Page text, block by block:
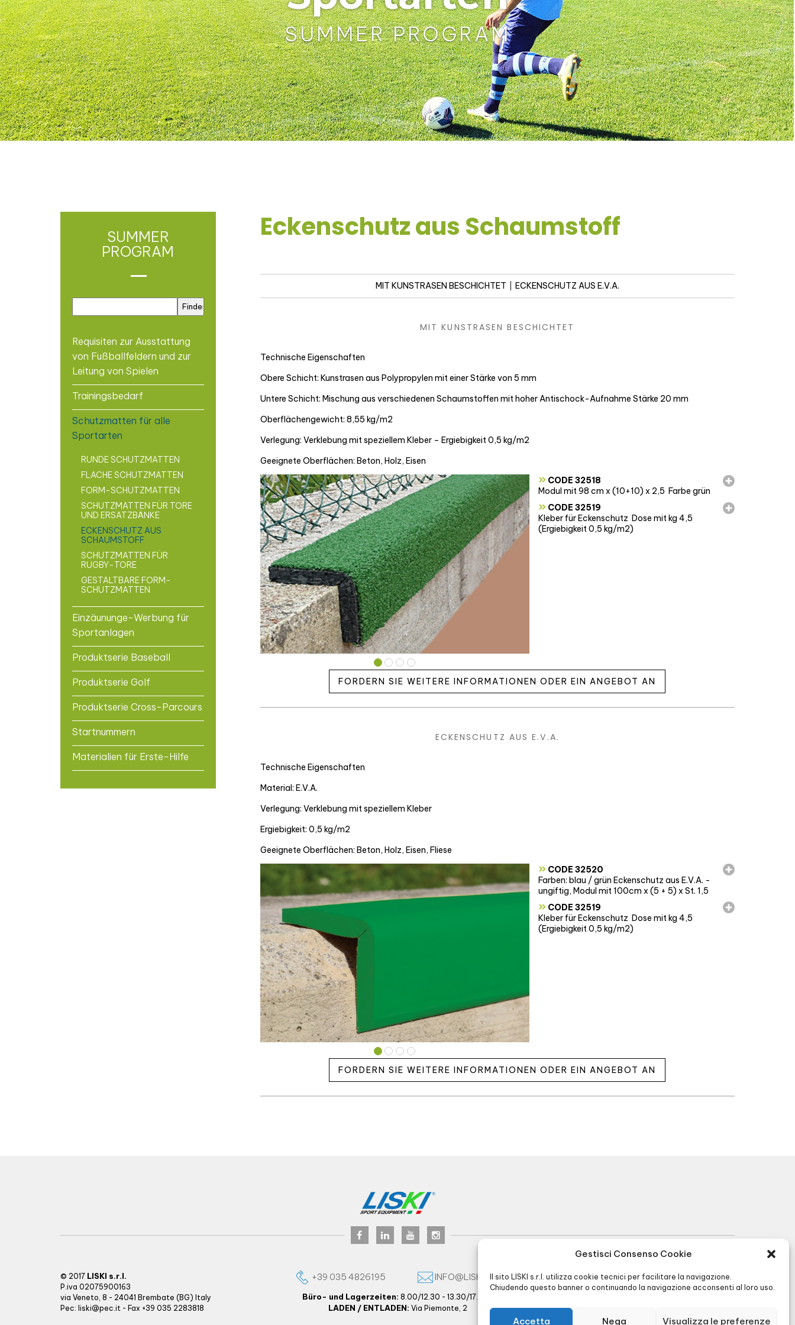
Gestisci Consenso Cookie
Il sito LISKI s.r.l. utilizza cookie tecnici per facilitare la navigazione.
Chiudendo questo banner o continuando la navigazione acconsenti al loro uso.
Accetta Nega Visualizza le preferenze
SUMMER PROGRAM
SUMMER
PROGRAM
Requisiten zur Ausstattung
von Fußballfeldern und zur
Leitung von Spielen
Trainingsbedarf
Schutzmatten für alle
Sportarten
RUNDE SCHUTZMATTEN
FLACHE SCHUTZMATTEN
FORM-SCHUTZMATTEN
SCHUTZMATTEN FÜR TORE
UND ERSATZBÄNKE
ECKENSCHUTZ AUS
SCHAUMSTOFF
SCHUTZMATTEN FÜR
RUGBY-TORE
GESTALTBARE FORM-
SCHUTZMATTEN
Einzäununge-Werbung für
Sportanlagen
Produktserie Baseball
Produktserie Golf
Produktserie Cross-Parcours
Startnummern
Materialien für Erste-Hilfe
Eckenschutz aus Schaumstoff
MIT KUNSTRASEN BESCHICHTET ECKENSCHUTZ AUS E.V.A.
MIT KUNSTRASEN BESCHICHTET
Technische Eigenschaften
Obere Schicht: Kunstrasen aus Polypropylen mit einer Stärke von 5 mm
Untere Schicht: Mischung aus verschiedenen Schaumstoffen mit hoher Antischock-Aufnahme Stärke 20 mm
Oberflächengewicht: 8,55 kg/m2
Verlegung: Verklebung mit speziellem Kleber – Ergiebigkeit 0,5 kg/m2
Geeignete Oberflächen: Beton, Holz, Eisen
» CODE 32518
Modul mit 98 cm x (10+10) x 2,5  Farbe grün
» CODE 32519
Kleber für Eckenschutz  Dose mit kg 4,5
(Ergiebigkeit 0,5 kg/m2)
FORDERN SIE WEITERE INFORMATIONEN ODER EIN ANGEBOT AN
ECKENSCHUTZ AUS E.V.A.
Technische Eigenschaften
Material: E.V.A.
Verlegung: Verklebung mit speziellem Kleber
Ergiebigkeit: 0,5 kg/m2
Geeignete Oberflächen: Beton, Holz, Eisen, Fliese
» CODE 32520
Farben: blau / grün Eckenschutz aus E.V.A. -
ungiftig, Modul mit 100cm x (5 + 5) x St. 1,5
» CODE 32519
Kleber für Eckenschutz  Dose mit kg 4,5
(Ergiebigkeit 0,5 kg/m2)
FORDERN SIE WEITERE INFORMATIONEN ODER EIN ANGEBOT AN
© 2017 LISKI s.r.l.
P.iva 02075900163
via Veneto, 8 - 24041 Brembate (BG) Italy
Pec: liski@pec.it - Fax +39 035 2283818
+39 035 4826195 INFO@LISKI.IT
Büro- und Lagerzeiten: 8.00/12.30 - 13.30/17.30 -
LADEN / ENTLADEN: Via Piemonte, 2
R.I. BG 01566430128 - R.E.A. BG256591 -
Cap. Soc. € 90.000,00 -Privacy&Cookie